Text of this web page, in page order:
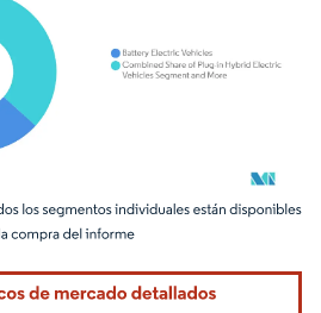
uso requiere atribución según CC BY 4.0.